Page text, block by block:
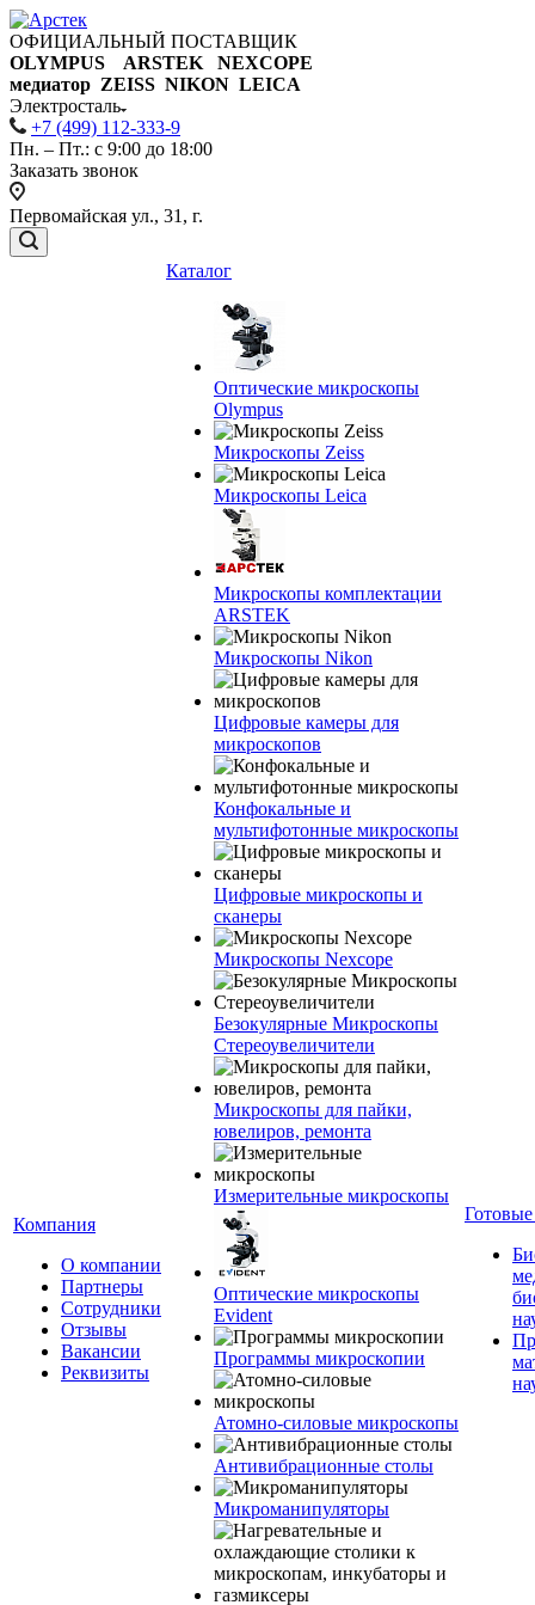
ОФИЦИАЛЬНЫЙ ПОСТАВЩИК
OLYMPUS ARSTEK NEXCOPE
медиатор ZEISS NIKON LEICA
Электросталь
+7 (499) 112-333-9
Пн. – Пт.: с 9:00 до 18:00
Заказать звонок
Первомайская ул., 31, г.
Компания
О компании
Партнеры
Сотрудники
Отзывы
Вакансии
Реквизиты
Каталог
Оптические микроскопы
Olympus
Микроскопы Zeiss
Микроскопы Leica
Микроскопы комплектации
ARSTEK
Микроскопы Nikon
Цифровые камеры для
микроскопов
Конфокальные и
мультифотонные микроскопы
Цифровые микроскопы и
сканеры
Микроскопы Nexcope
Безокулярные Микроскопы
Стереоувеличители
Микроскопы для пайки,
ювелиров, ремонта
Измерительные микроскопы
Оптические микроскопы
Evident
Программы микроскопии
Атомно-силовые микроскопы
Антивибрационные столы
Микроманипуляторы